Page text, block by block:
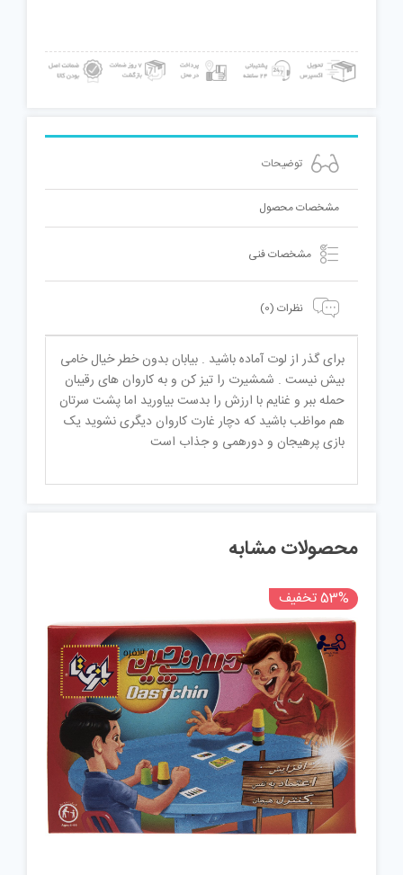
توضیحات
مشخصات محصول
مشخصات فنی
نظرات (0)
برای گذر از لوت آماده باشید . بیابان بدون خطر خیال خامی
بیش نیست . شمشیرت را تیز کن و به کاروان های رقیبان
حمله ببر و غنایم با ارزش را بدست بیاورید اما پشت سرتان
هم مواظب باشید که دچار غارت کاروان دیگری نشوید یک
بازی پرهیجان و دورهمی و جذاب است
محصولات مشابه
53% تخفیف